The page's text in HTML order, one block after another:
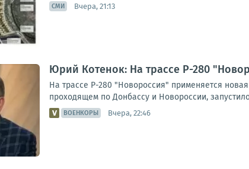
СМИ Вчера, 21:13
Юрий Котенок: На трассе Р-280
На трассе Р-280 "Новороссия" применяется
проходящем по Донбассу и Новороссии,
ВОЕНКОРЫ Вчера, 22:46